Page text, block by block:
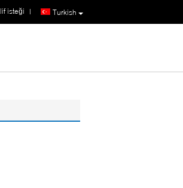
Turkish
isteği |